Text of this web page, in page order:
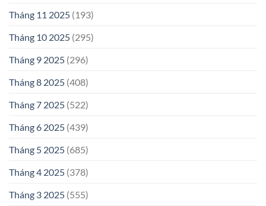
Tháng 11 2025 (193)
Tháng 10 2025 (295)
Tháng 9 2025 (296)
Tháng 8 2025 (408)
Tháng 7 2025 (522)
Tháng 6 2025 (439)
Tháng 5 2025 (685)
Tháng 4 2025 (378)
Tháng 3 2025 (555)